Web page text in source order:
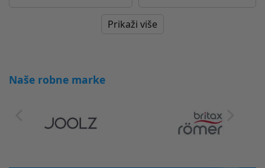
Prikaži više
Naše robne marke